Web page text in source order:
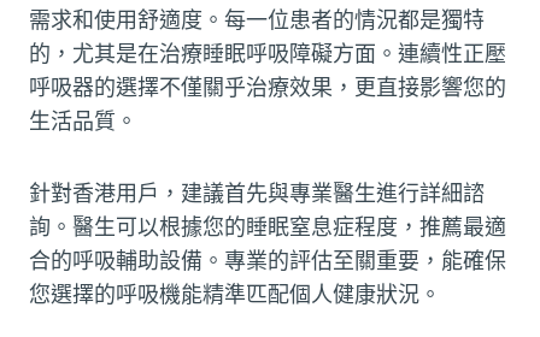
需求和使用舒適度。每一位患者的情況都是獨特
的，尤其是在治療睡眠呼吸障礙方面。連續性正壓
呼吸器的選擇不僅關乎治療效果，更直接影響您的
生活品質。
針對香港用戶，建議首先與專業醫生進行詳細諮
詢。醫生可以根據您的睡眠窒息症程度，推薦最適
合的呼吸輔助設備。專業的評估至關重要，能確保
您選擇的呼吸機能精準匹配個人健康狀況。